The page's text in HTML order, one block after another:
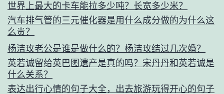
世界上最大的卡车能拉多少吨？长宽多少米？
汽车排气管的三元催化器是用什么成分做的为什么这
么贵？
杨洁玫老公是谁是做什么的？杨洁玫结过几次婚？
英若诚留给英巴图遗产是真的吗？宋丹丹和英若诚是
什么关系？
表达出行心情的句子大全，出去旅游玩得开心的句子